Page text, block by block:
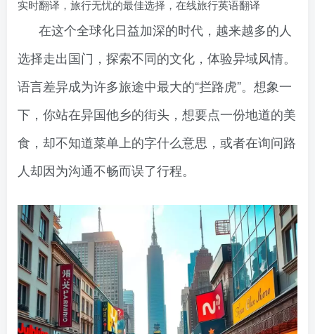
实时翻译，旅行无忧的最佳选择，在线旅行英语翻译
在这个全球化日益加深的时代，越来越多的人
选择走出国门，探索不同的文化，体验异域风情。
语言差异成为许多旅途中最大的“拦路虎”。想象一
下，你站在异国他乡的街头，想要点一份地道的美
食，却不知道菜单上的字什么意思，或者在询问路
人却因为沟通不畅而误了行程。